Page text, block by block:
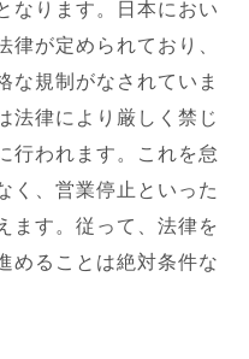
なります。日本におい
律が定められており、
な規制がなされていま
法律により厳しく禁じ
行われます。これを怠
く、営業停止といった
ます。従って、法律を
めることは絶対条件な